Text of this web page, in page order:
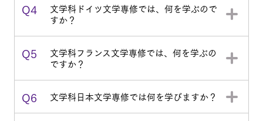
Q4 文学科ドイツ文学専修では、何を学ぶので
すか？
Q5 文学科フランス文学専修では、何を学ぶの
ですか？
Q6 文学科日本文学専修では何を学びますか？